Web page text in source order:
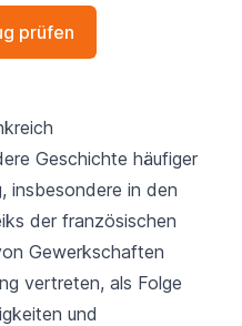
prüfen
Geschichte häufiger
insbesondere in den
der französischen
Gewerkschaften
vertreten, als Folge
und